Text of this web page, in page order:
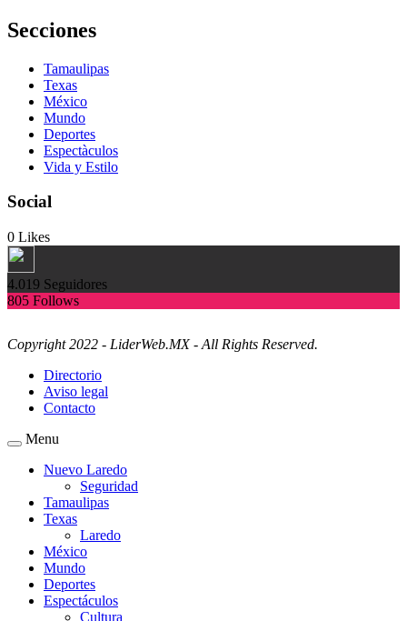
Secciones
Tamaulipas
Texas
México
Mundo
Deportes
Espectàculos
Vida y Estilo
Social
0 Likes
4.019 Seguidores
805 Follows
Copyright 2022 - LiderWeb.MX - All Rights Reserved.
Directorio
Aviso legal
Contacto
Menu
Nuevo Laredo
Seguridad
Tamaulipas
Texas
Laredo
México
Mundo
Deportes
Espectáculos
Cultura